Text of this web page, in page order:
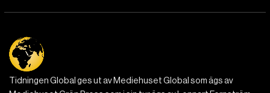
Tidningen Global ges ut av Mediehuset Global som ägs av